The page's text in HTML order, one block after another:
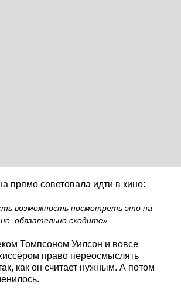
прямо советовала идти в кино:
возможность посмотреть это на
обязательно сходите».
Томпсоном Уилсон и вовсе
право переосмыслять
как он считает нужным. А потом